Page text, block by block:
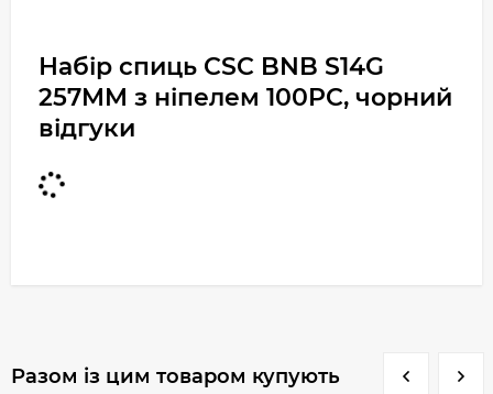
Набір спиць CSC BNB S14G
257MM з ніпелем 100PC, чорний
відгуки
Разом із цим товаром купують